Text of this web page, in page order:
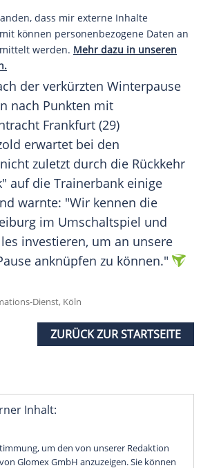
dass mir externe Inhalte
können personenbezogene Daten an
werden. Mehr dazu in unseren
der verkürzten Winterpause
nach Punkten mit
Frankfurt (29)
erwartet bei den
zuletzt durch die Rückkehr
auf die Trainerbank einige
warnte: "Wir kennen die
im Umschaltspiel und
investieren, um an unsere
anknüpfen zu können."
Dienst, Köln
ZURÜCK ZUR STARTSEITE
Inhalt:
um den von unserer Redaktion
Glomex GmbH anzuzeigen. Sie können